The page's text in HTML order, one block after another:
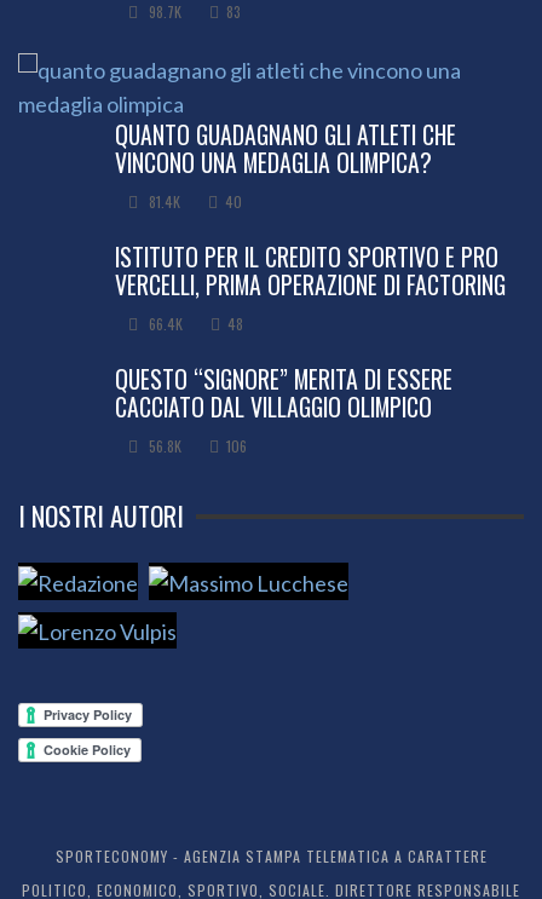
98.7K 83
QUANTO GUADAGNANO GLI ATLETI CHE
VINCONO UNA MEDAGLIA OLIMPICA?
81.4K 40
ISTITUTO PER IL CREDITO SPORTIVO E PRO
VERCELLI, PRIMA OPERAZIONE DI FACTORING
66.4K 48
QUESTO “SIGNORE” MERITA DI ESSERE
CACCIATO DAL VILLAGGIO OLIMPICO
56.8K 106
I NOSTRI AUTORI
SPORTECONOMY - AGENZIA STAMPA TELEMATICA A CARATTERE
POLITICO, ECONOMICO, SPORTIVO, SOCIALE. DIRETTORE RESPONSABILE